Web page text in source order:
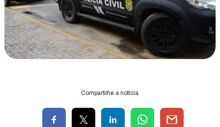
Compartilhe a notícia